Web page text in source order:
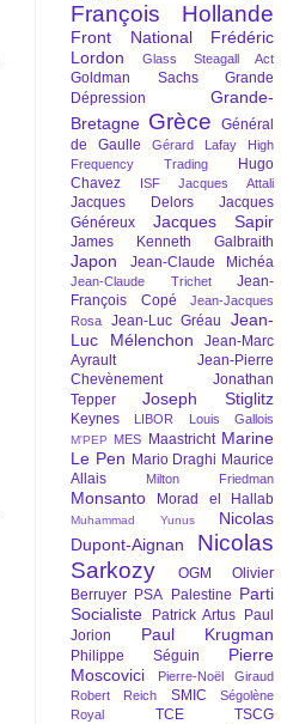
François Hollande
Front National
Frédéric
Lordon
Glass Steagall Act
Goldman Sachs
Grande
Dépression
Grande-
Bretagne Grèce
Général
de Gaulle
Gérard Lafay
High
Frequency Trading
Hugo
Chavez
ISF Jacques Attali
Jacques Delors
Jacques
Généreux
Jacques Sapir
James Kenneth Galbraith
Japon Jean-Claude Michéa
Jean-Claude Trichet
Jean-
François Copé
Jean-Jacques
Rosa
Jean-Luc Gréau
Jean-
Luc Mélenchon
Jean-Marc
Ayrault
Jean-Pierre
Chevènement
Jonathan
Tepper
Joseph Stiglitz
Keynes LIBOR Louis Gallois
M'PEP MES Maastricht Marine
Le Pen Mario Draghi Maurice
Allais
Milton Friedman
Monsanto Morad el Hallab
Muhammad Yunus
Nicolas
Dupont-Aignan
Nicolas
Sarkozy
OGM
Olivier
Berruyer PSA Palestine Parti
Socialiste
Patrick Artus
Paul
Jorion
Paul Krugman
Philippe Séguin
Pierre
Moscovici
Pierre-Noël Giraud
Robert Reich
SMIC
Ségolène
Royal
TCE TSCG